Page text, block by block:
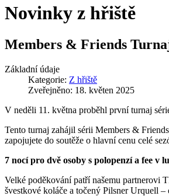
Novinky z hřiště
Members & Friends
Základní údaje
Kategorie: Z hřiště
Zveřejněno: 18. květen 2025
V neděli 11. května proběhl první turnaj
Tento turnaj zahájil sérii Members &
zapojujete do soutěže o hlavní cenu celé
7 nocí pro dvě osoby s polopenzí a fee
Velké poděkování patří našemu partnerovi
švestkové koláče a točený Pilsner Urquell